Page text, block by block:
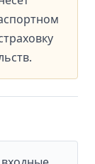
работы,